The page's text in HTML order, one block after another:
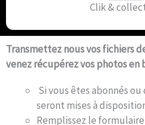
Clik &
Transmettez nous vos fichiers
venez récupérez vos photos en
Si vous êtes abonnés
seront mises à
Remplissez le